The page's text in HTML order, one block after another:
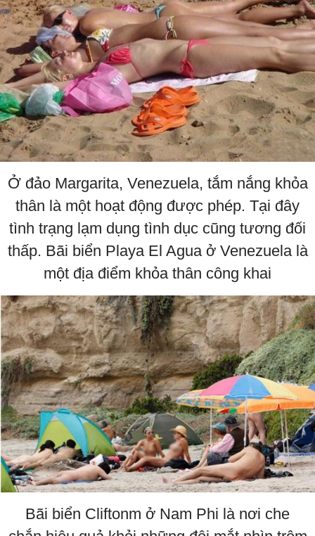
Ở đảo Margarita, Venezuela, tắm nắng khỏa
thân là một hoạt động được phép. Tại đây
tình trạng lạm dụng tình dục cũng tương đối
thấp. Bãi biển Playa El Agua ở Venezuela là
một địa điểm khỏa thân công khai
Bãi biển Cliftonm ở Nam Phi là nơi che